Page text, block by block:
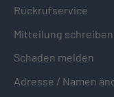
Rückrufservice
Mitteilung schreiben
Schaden melden
Adresse / Namen